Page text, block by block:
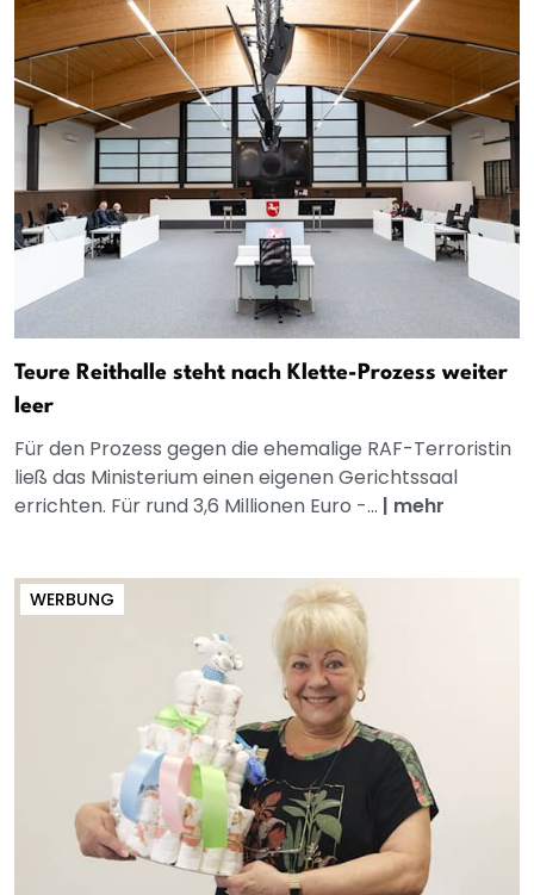
Teure Reithalle steht nach Klette-Prozess weiter
leer
Für den Prozess gegen die ehemalige RAF-Terroristin
ließ das Ministerium einen eigenen Gerichtssaal
errichten. Für rund 3,6 Millionen Euro -... | mehr
WERBUNG